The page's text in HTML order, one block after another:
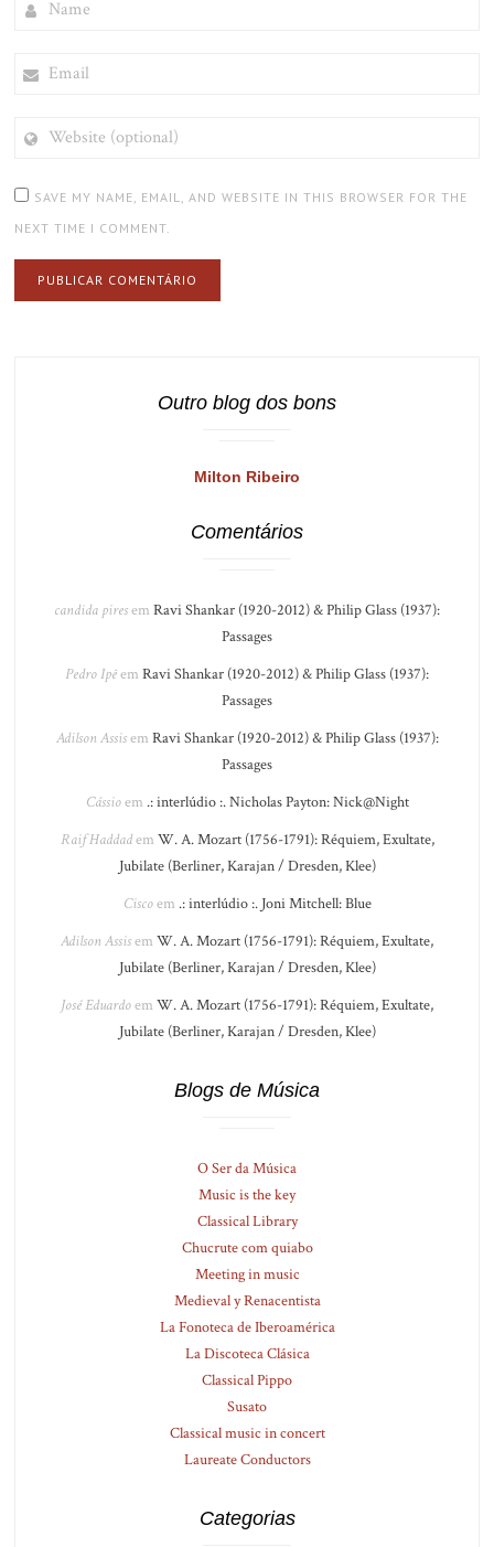
(OPTIONAL)
SAVE MY NAME, EMAIL, AND WEBSITE IN THIS BROWSER FOR THE
NEXT TIME I COMMENT.
Outro blog dos bons
Milton Ribeiro
Comentários
candida piresem Ravi Shankar (1920-2012) & Philip Glass (1937):
Passages
Pedro Ipêem Ravi Shankar (1920-2012) & Philip Glass (1937):
Passages
Adilson Assisem Ravi Shankar (1920-2012) & Philip Glass (1937):
Passages
Cássioem .: interlúdio :. Nicholas Payton: Nick@Night
Raif Haddadem W. A. Mozart (1756-1791): Réquiem, Exultate,
Jubilate (Berliner, Karajan / Dresden, Klee)
Ciscoem .: interlúdio :. Joni Mitchell: Blue
Adilson Assisem W. A. Mozart (1756-1791): Réquiem, Exultate,
Jubilate (Berliner, Karajan / Dresden, Klee)
José Eduardoem W. A. Mozart (1756-1791): Réquiem, Exultate,
Jubilate (Berliner, Karajan / Dresden, Klee)
Blogs de Música
O Ser da Música
Music is the key
Classical Library
Chucrute com quiabo
Meeting in music
Medieval y Renacentista
La Fonoteca de Iberoamérica
La Discoteca Clásica
Classical Pippo
Susato
Classical music in concert
Laureate Conductors
Categorias